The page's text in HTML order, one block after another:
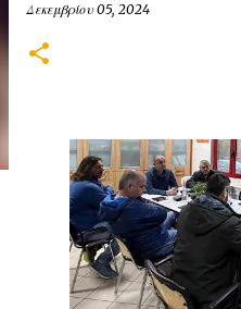
Δεκεμβρίου 05, 2024